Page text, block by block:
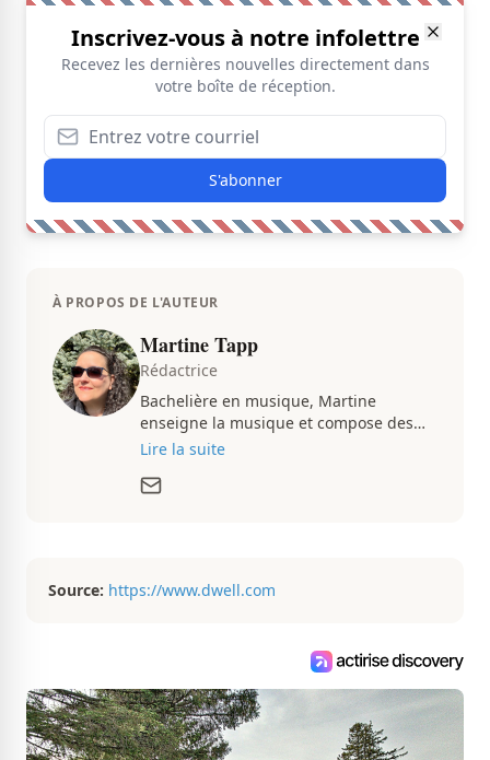
Inscrivez-vous à notre infolettre
Recevez les dernières nouvelles directement dans
votre boîte de réception.
S'abonner
À PROPOS DE L'AUTEUR
Martine Tapp
Rédactrice
Bachelière en musique, Martine
enseigne la musique et compose des
pièces musicales pendant ses temps
d’aménagement intérieur, elle suit de
Lire la suite
Source: https://www.dwell.com